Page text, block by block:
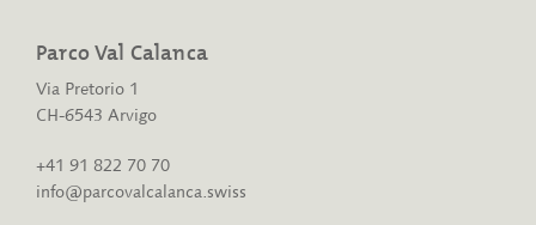
Parco Val Calanca
Via Pretorio 1
CH-6543 Arvigo
+41 91 822 70 70
info@parcovalcalanca.swiss